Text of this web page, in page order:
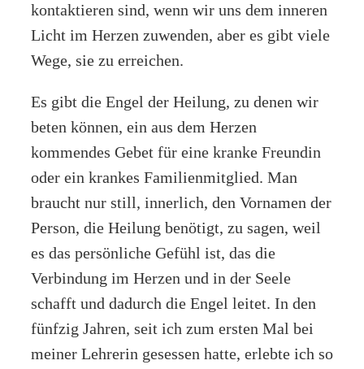
kontaktieren sind, wenn wir uns dem inneren
Licht im Herzen zuwenden, aber es gibt viele
Wege, sie zu erreichen.
Es gibt die Engel der Heilung, zu denen wir
beten können, ein aus dem Herzen
kommendes Gebet für eine kranke Freundin
oder ein krankes Familienmitglied. Man
braucht nur still, innerlich, den Vornamen der
Person, die Heilung benötigt, zu sagen, weil
es das persönliche Gefühl ist, das die
Verbindung im Herzen und in der Seele
schafft und dadurch die Engel leitet. In den
fünfzig Jahren, seit ich zum ersten Mal bei
meiner Lehrerin gesessen hatte, erlebte ich so